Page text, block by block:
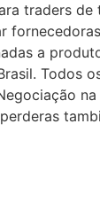
traders
a
Todos